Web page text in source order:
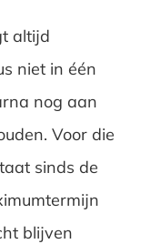
altijd
niet in één
nog aan
Voor die
sinds de
blijven